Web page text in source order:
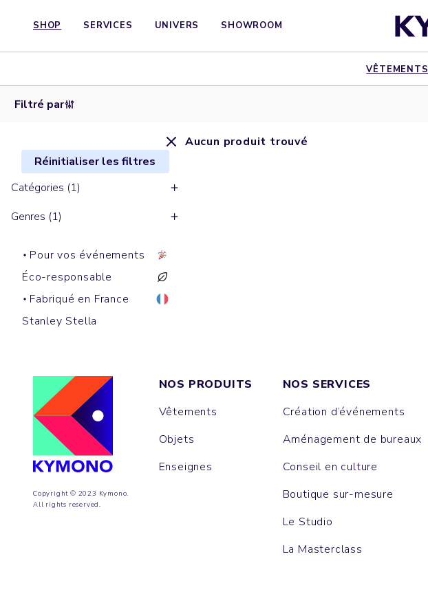
SHOP SERVICES UNIVERS SHOWROOM
VÊTEMENTS
Filtré par
Réinitialiser les filtres
Catégories (1)
Genres (1)
Pour vos événements
Éco-responsable
Fabriqué en France
Stanley Stella
Aucun produit trouvé
Copyright © 2023 Kymono.
All rights reserved.
NOS PRODUITS
Vêtements
Objets
Enseignes
NOS SERVICES
Création d’événements
Aménagement de bureaux
Conseil en culture
Boutique sur-mesure
Le Studio
La Masterclass